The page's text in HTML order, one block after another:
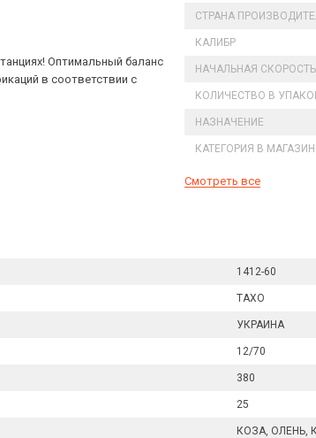
Оптимальный баланс
в соответствии с
СТРАНА
КАЛИБР
НАЧАЛЬНАЯ
КОЛИЧЕСТВО В
НАЗНАЧЕНИЕ
КАТЕГОРИЯ В
Смотреть все
1412-60
ТАХО
УКРАИНА
12/70
380
25
КОЗА, ОЛЕНЬ,